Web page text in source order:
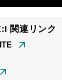
関連リンク